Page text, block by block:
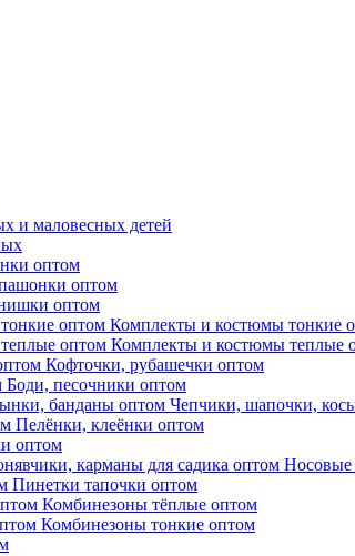
и маловесных детей
оптом
оптом
оптом
Комплекты и костюмы тонкие
Комплекты и костюмы теплые
Кофточки, рубашечки оптом
Боди, песочники оптом
Чепчики, шапочки,
Пелёнки, клеёнки оптом
оптом
Носовые
Пинетки тапочки оптом
Комбинезоны тёплые оптом
Комбинезоны тонкие оптом